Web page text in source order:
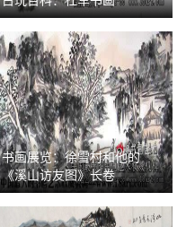
书画展览：徐雪村和他的
《溪山访友图》长卷